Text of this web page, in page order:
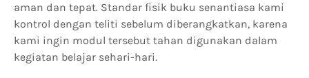
aman dan tepat. Standar fisik buku senantiasa kami
kontrol dengan teliti sebelum diberangkatkan, karena
kami ingin modul tersebut tahan digunakan dalam
kegiatan belajar sehari-hari.